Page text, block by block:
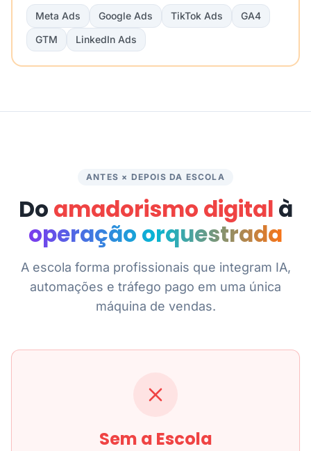
Meta Ads Google Ads TikTok Ads
GA4
GTM
LinkedIn Ads
ANTES × DEPOIS DA ESCOLA
Do amadorismo digital à
operação orquestrada
A escola forma profissionais que integram IA,
automações e tráfego pago em uma única
máquina de vendas.
Sem a Escola